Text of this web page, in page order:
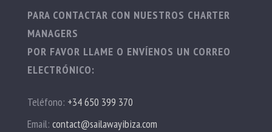
PARA CONTACTAR CON NUESTROS CHARTER
MANAGERS
POR FAVOR LLAME O ENVÍENOS UN CORREO
ELECTRÓNICO:
Teléfono: +34 650 399 370
Email: contact@sailawayibiza.com